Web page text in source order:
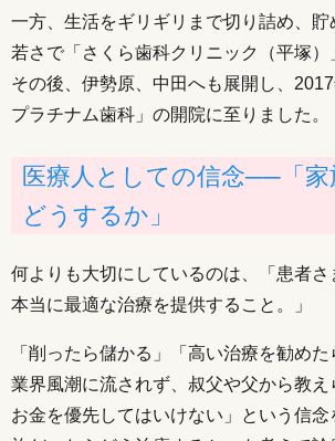
一方、生活をギリギリまで切り詰め、
若さで「さくら歯科クリニック（平塚）
その後、伊勢原、中田へも展開し、
プラチナム歯科」の開院に至りました。
医療人としての信念──「家
どうするか」
何よりも大切にしているのは、「患者さ
本当に最適な治療を提供すること。」
「削ったら儲かる」「高い治療を勧め
業界風潮に流されず、叔父や父から教え
お金を優先してはいけない」という信